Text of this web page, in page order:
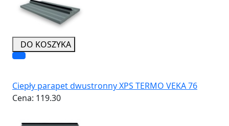
DO KOSZYKA
Ciepły parapet dwustronny XPS TERMO VEKA 76
Cena: 119.30